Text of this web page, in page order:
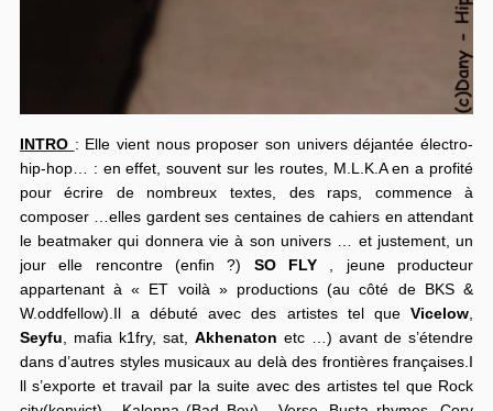
INTRO : Elle vient nous proposer son univers déjantée électro-
hip-hop… : en effet, souvent sur les routes, M.L.K.A en a profité
pour écrire de nombreux textes, des raps, commence à
composer …elles gardent ses centaines de cahiers en attendant
le beatmaker qui donnera vie à son univers … et justement, un
jour elle rencontre (enfin ?) SO FLY , jeune producteur
appartenant à « ET voilà » productions (au côté de BKS &
W.oddfellow). Il a débuté avec des artistes tel queVicelow
Seyfu , mafia k1fry, sat, Akhenatonetc …) avant de s’étendre
dans d’autres styles musicaux au delà des frontières françaises.I
ll s’exporte et travail par la suite avec des artistes tel que Rock